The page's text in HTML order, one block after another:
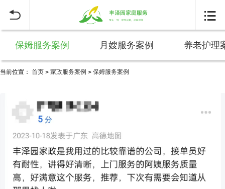
 
保姆服务案例 月嫂服务案例 养老护理
当前位置： 首页 > 家政服务案例 > 保姆服务案例